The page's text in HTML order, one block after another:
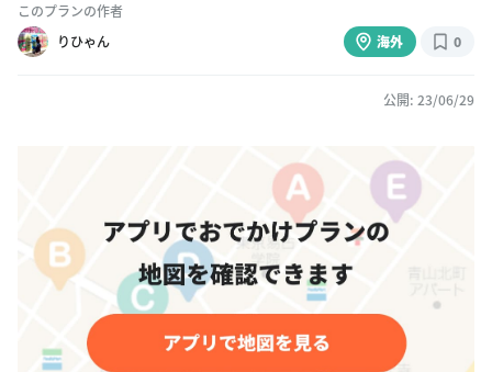
このプランの作者
りひゃん
海外 0
公開: 23/06/29